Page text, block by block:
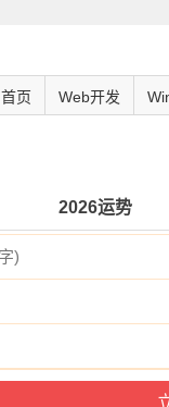
首页 Web开发
2026运势